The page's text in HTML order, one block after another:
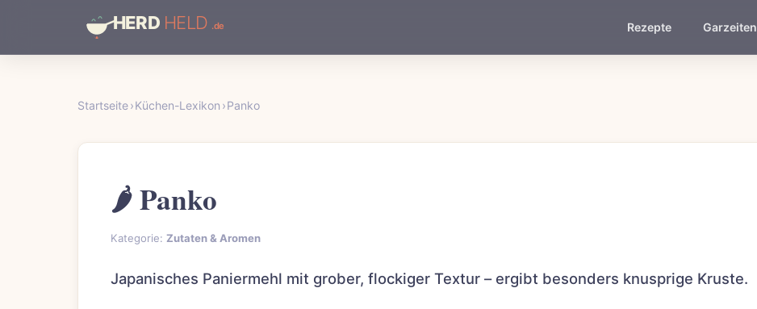
Rezepte Garzeiten
Startseite›Küchen-Lexikon ›Panko
🌶️ Panko
Kategorie: Zutaten & Aromen
Japanisches Paniermehl mit grober, flockiger Textur – ergibt besonders knusprige Kruste.